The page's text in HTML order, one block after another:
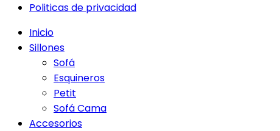
Politicas de privacidad
Inicio
Sillones
Sofá
Esquineros
Petit
Sofá Cama
Accesorios